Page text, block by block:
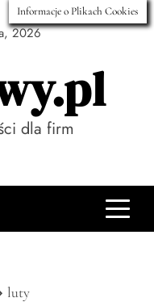
2026
dla firm
luty
Informacje o Plikach Cookies